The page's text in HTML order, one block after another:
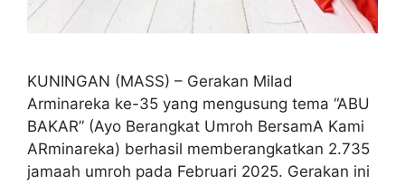
KUNINGAN (MASS) – Gerakan Milad
Arminareka ke-35 yang mengusung tema “ABU
BAKAR” (Ayo Berangkat Umroh BersamA Kami
ARminareka) berhasil memberangkatkan 2.735
jamaah umroh pada Februari 2025. Gerakan ini